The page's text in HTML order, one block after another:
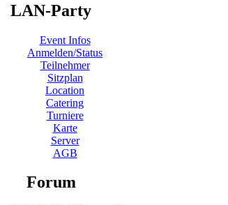
LAN-Party
Event Infos
Anmelden/Status
Teilnehmer
Sitzplan
Location
Catering
Turniere
Karte
Server
AGB
Forum